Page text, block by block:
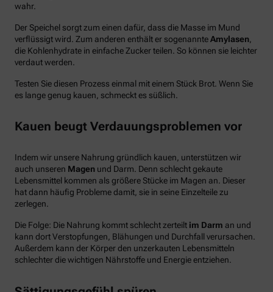
wahr.
Der Speichel sorgt zum einen dafür, dass die Masse im Mund
verflüssigt wird. Zum anderen enthält er sogenannteAmylasen
die Kohlenhydrate in einfache Zucker teilen. So können sie leichter
verdaut werden.
Testen Sie diesen Prozess einmal mit einem Stück Brot. Wenn Sie
es lange genug kauen, schmeckt es süßlich.
Kauen beugt Verdauungsproblemen vor
Indem wir unsere Nahrung gründlich kauen, unterstützen wir
auch unseren Magen und Darm. Denn schlecht gekaute
Lebensmittel kommen als größere Stücke im Magen an. Dieser
hat dann häufig Probleme damit, sie in seine Einzelteile zu
zerlegen.
Die Folge: Die Nahrung kommt schlecht zerteilt im Darm an und
kann dort Verstopfungen, Blähungen und Durchfall verursachen.
Außerdem kann der Körper den unzerkauten Lebensmitteln
schlechter die wichtigen Nährstoffe und Energie entziehen.